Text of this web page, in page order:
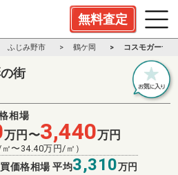
無料査定
ふじみ野市 鶴ケ岡 コスモガーデ
街
相場
万円〜3,440万円
〜 34.40万円/㎡）
価格相場 平均3,310万円